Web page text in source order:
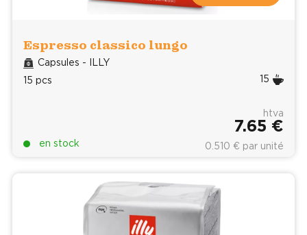
Espresso classico lungo
Capsules - ILLY
15 pcs
15
en stock
htva
7.65 €
0.510 € par unité